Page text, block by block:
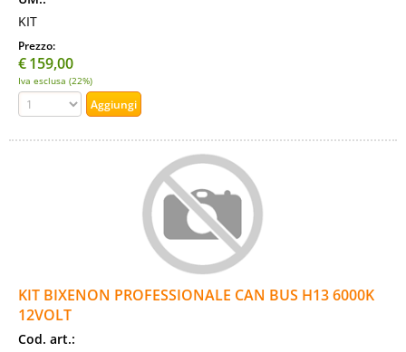
KIT
Prezzo:
€159,00
Iva esclusa (22%)
KIT BIXENON PROFESSIONALE CAN BUS H13 6000K
12VOLT
Cod. art.: